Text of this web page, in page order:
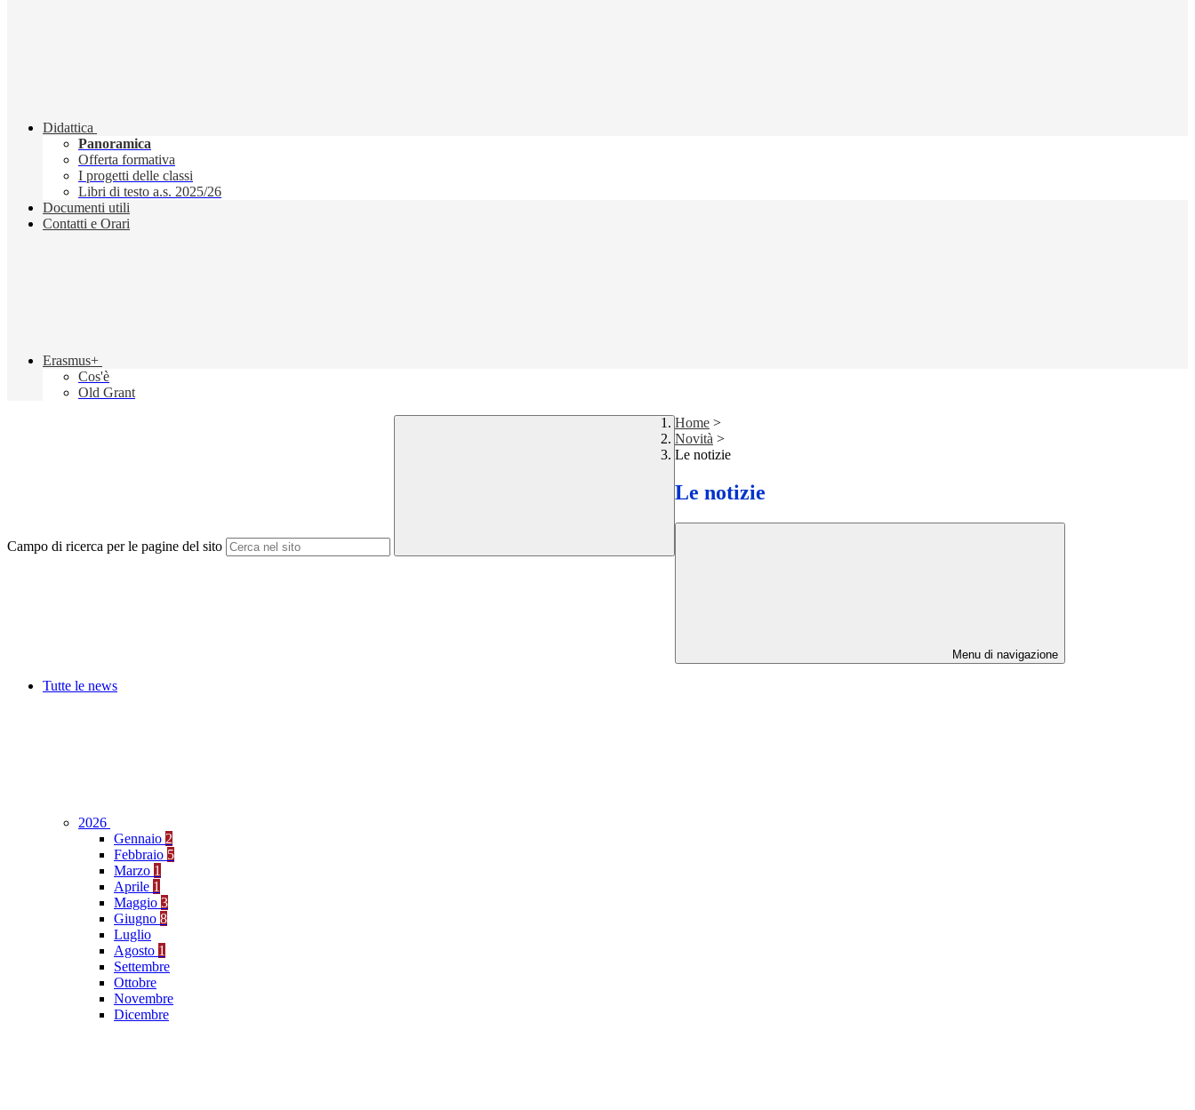
Didattica
Panoramica
Offerta formativa
I progetti delle classi
Libri di testo a.s. 2025/26
Documenti utili
Contatti e Orari
Erasmus+
Cos'è
Old Grant
Campo di ricerca per le pagine del sito
Home >
Novità >
Le notizie
Le notizie
Menu di navigazione
Tutte le news
2026
Gennaio 2
Febbraio 5
Marzo 1
Aprile 1
Maggio 3
Giugno 8
Luglio
Agosto 1
Settembre
Ottobre
Novembre
Dicembre